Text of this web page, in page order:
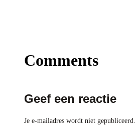
Comments
Geef een reactie
Je e-mailadres wordt niet gepubliceerd.